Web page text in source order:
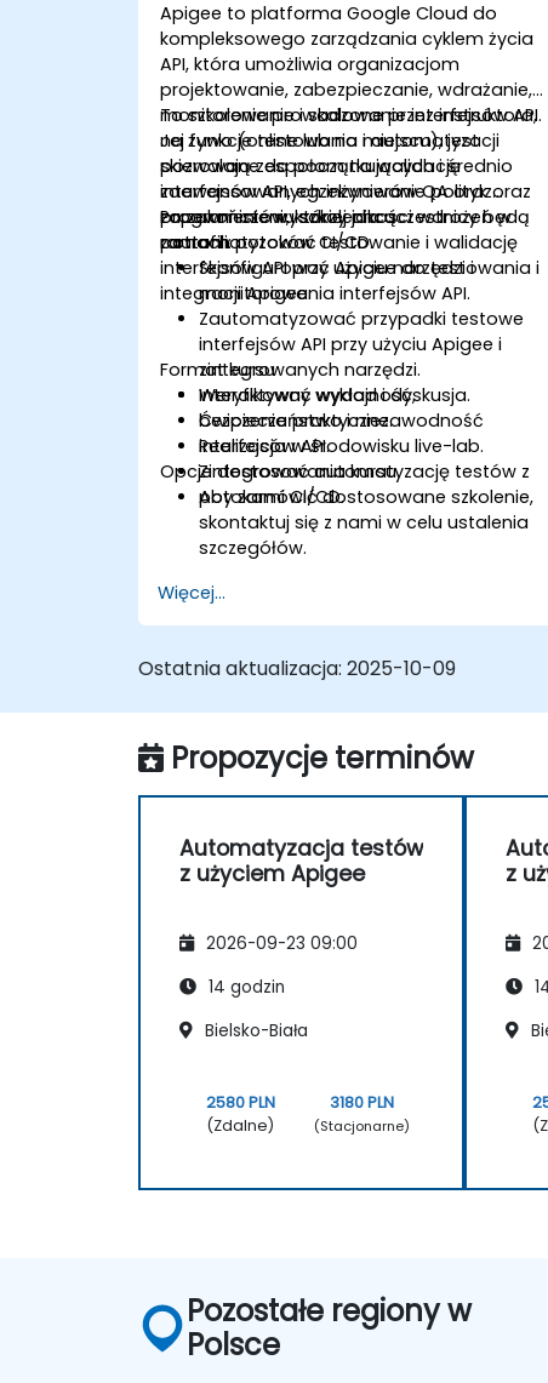
Apigee to platforma Google Cloud do
kompleksowego zarządzania cyklem życia
API, która umożliwia organizacjom
projektowanie, zabezpieczanie, wdrażanie,
monitorowanie i skalowanie interfejsów API.
Jej funkcje testowania i automatyzacji
pozwalają zespołom na walidację
interfejsów API, egzekwowanie polityk oraz
zapewnienie wysokiej jakości wdrożeń w
ramach potoków CI/CD.
To szkolenie prowadzone przez instruktora,
na żywo (online lub na miejscu), jest
skierowane do początkujących i średnio
zaawansowanych inżynierów QA oraz
programistów, którzy chcą
zautomatyzować testowanie i walidację
interfejsów API przy użyciu narzędzi i
integracji Apigee.
Po zakończeniu szkolenia uczestnicy będą
potrafili:
Skonfigurować Apigee do testowania i
monitorowania interfejsów API.
Zautomatyzować przypadki testowe
interfejsów API przy użyciu Apigee i
zintegrowanych narzędzi.
Weryfikować wydajność,
bezpieczeństwo i niezawodność
interfejsów API.
Zintegrować automatyzację testów z
potokami CI/CD.
Format kursu
Interaktywny wykład i dyskusja.
Ćwiczenia praktyczne.
Realizacja w środowisku live-lab.
Opcje dostosowania kursu
Aby zamówić dostosowane szkolenie,
skontaktuj się z nami w celu ustalenia
szczegółów.
Więcej...
Ostatnia aktualizacja: 2025-10-09
Propozycje terminów
Automatyzacja testów
z użyciem Apigee
2026-09-23 09:00
14 godzin
Bielsko-Biała
2580 PLN
(Zdalne)
3180 PLN
(Stacjonarne)
z
Pozostałe regiony w
Polsce